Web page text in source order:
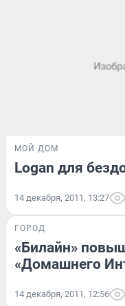
МОЙ ДОМ
Logan для
14 декабря, 2011, 13:27
ГОРОД
«Билайн»
«Домашнего
14 декабря, 2011, 12:56